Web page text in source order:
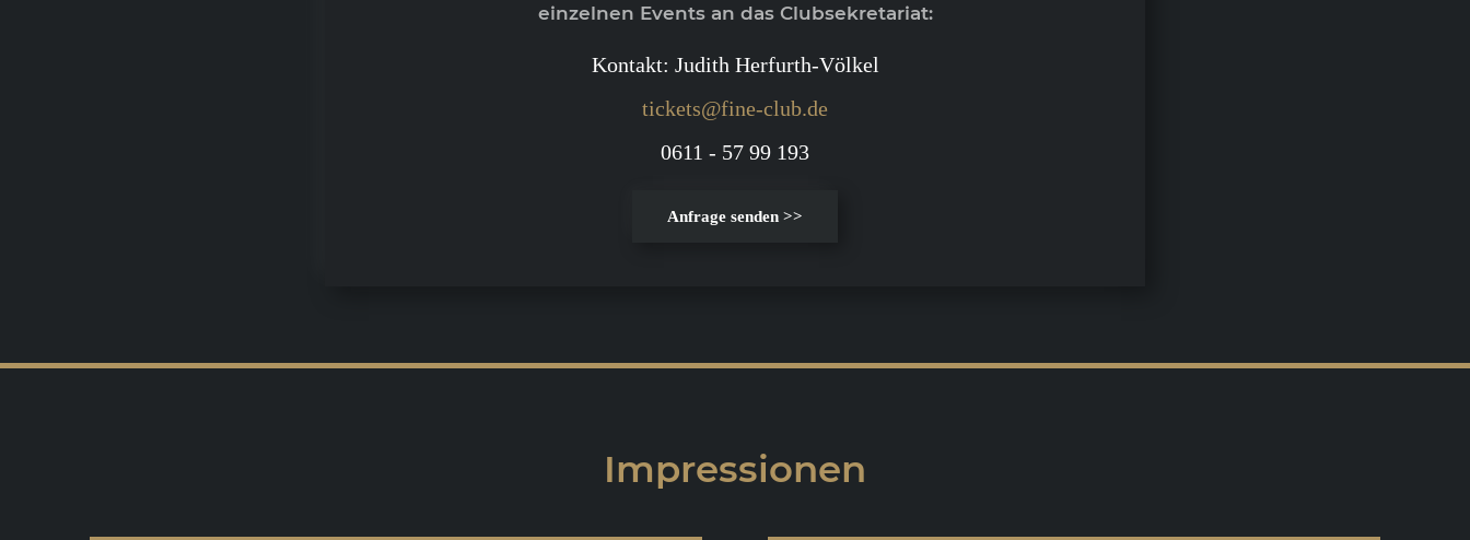
einzelnen Events an das Clubsekretariat:
Kontakt: Judith Herfurth-Völkel
tickets@fine-club.de
0611 - 57 99 193
Anfrage senden >>
Impressionen